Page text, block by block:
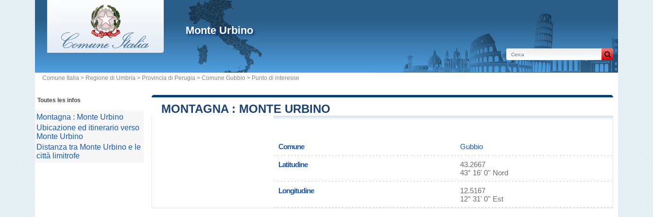
Monte Urbino
Comune Italia > Regione di Umbria > Provincia di Perugia > Comune Gubbio > Punto di interesse
MONTAGNA : MONTE URBINO
Comune Gubbio
Latitudine
43.2667
43° 16' 0'' Nord
Longitudine
12.5167
12° 31' 0'' Est
Toutes les infos
Montagna : Monte Urbino
Ubicazione ed itinerario verso
Monte Urbino
Distanza tra Monte Urbino e le
città limitrofe